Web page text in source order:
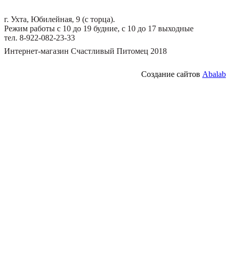
г. Ухта, Юбилейная, 9 (с торца).
Режим работы с 10 до 19 будние, с 10 до 17 выходные
тел. 8-922-082-23-33
Интернет-магазин Счастливый Питомец 2018
Создание сайтов Abalab